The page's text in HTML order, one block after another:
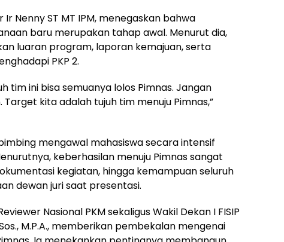
Ir Nenny ST MT IPM, menegaskan bahwa
baru merupakan tahap awal. Menurut dia,
luaran program, laporan kemajuan, serta
PKP 2.
tim ini bisa semuanya lolos Pimnas. Jangan
kita adalah tujuh tim menuju Pimnas,”
mengawal mahasiswa secara intensif
keberhasilan menuju Pimnas sangat
kegiatan, hingga kemampuan seluruh
dewan juri saat presentasi.
Nasional PKM sekaligus Wakil Dekan I FISIP
M.P.A., memberikan pembekalan mengenai